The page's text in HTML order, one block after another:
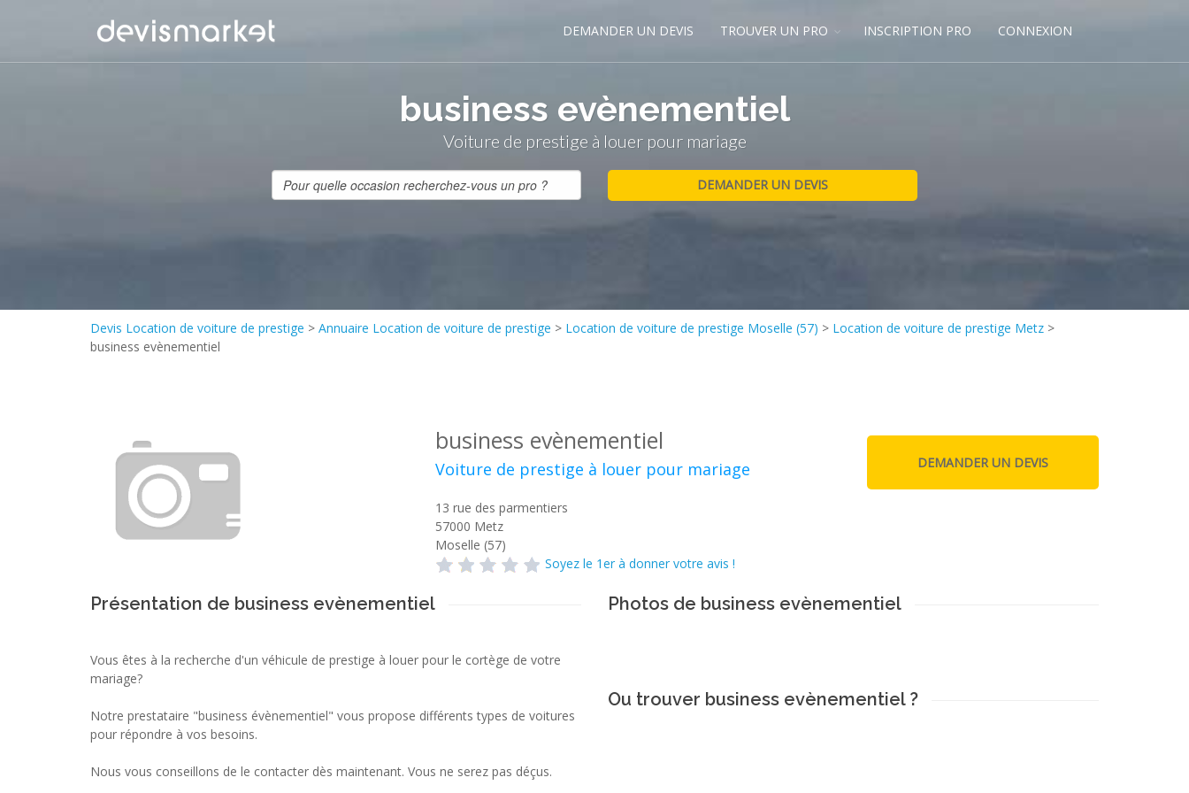
DEMANDER UN DEVIS TROUVER UN PRO INSCRIPTION PRO CONNEXION
business evènementiel
Voiture de prestige à louer pour mariage
Devis Location de voiture de prestige > Annuaire Location de voiture de prestige > Location de voiture de prestige Moselle (57) > Location de voiture de prestige Metz >
business evènementiel
business evènementiel
Voiture de prestige à louer pour mariage
13 rue des parmentiers
57000 Metz
Moselle (57)
Soyez le 1er à donner votre avis !
Présentation de business evènementiel
Vous êtes à la recherche d'un véhicule de prestige à louer pour le cortège de votre
mariage?
Notre prestataire "business évènementiel" vous propose différents types de voitures
pour répondre à vos besoins.
Nous vous conseillons de le contacter dès maintenant. Vous ne serez pas déçus.
Photos de business evènementiel
Ou trouver business evènementiel ?